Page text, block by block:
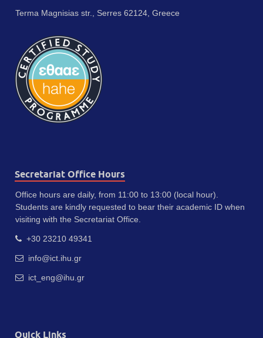
Terma Magnisias str., Serres 62124, Greece
Secretariat Office Hours
Office hours are daily, from 11:00 to 13:00 (local hour).
Students are kindly requested to bear their academic ID when
visiting with the Secretariat Office.
+30 23210 49341
info@ict.ihu.gr
ict_eng@ihu.gr
Quick Links